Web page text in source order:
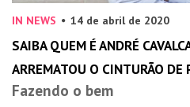
IN NEWS 14 de abril de 2020
SAIBA QUEM É ANDRÉ
ARREMATOU O CINTURÃO DE
Fazendo o bem